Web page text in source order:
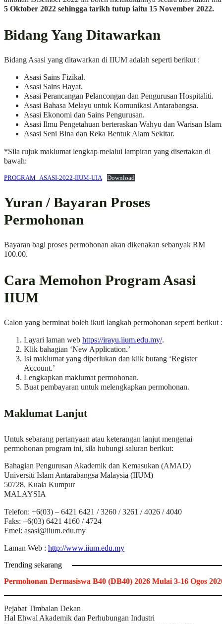
5 Oktober 2022 sehingga tarikh tutup iaitu 15 November 2022.
Bidang Yang Ditawarkan
Bidang Asasi yang ditawarkan di IIUM adalah seperti berikut :
Asasi Sains Fizikal.
Asasi Sains Hayat.
Asasi Perancangan Pelancongan dan Pengurusan Hospitaliti.
Asasi Bahasa Melayu untuk Komunikasi Antarabangsa.
Asasi Ekonomi dan Sains Pengurusan.
Asasi Ilmu Pengetahuan berteraskan Wahyu dan Warisan
Asasi Seni Bina dan Reka Bentuk Alam Sekitar.
*Sila rujuk maklumat lengkap melalui lampiran yang disertakan di
bawah:
PROGRAM_ASASI-2022-IIUM-UIA Download
Yuran / Bayaran Proses
Permohonan
Bayaran bagi proses permohonan akan dikenakan sebanyak RM
100.00.
Cara Memohon Program Asasi
IIUM
Calon yang berminat boleh ikuti langkah permohonan seperti berikut :
Layari laman web https://irayu.iium.edu.my/.
Klik bahagian ‘New Application.’
Isi maklumat yang diperlukan dan klik butang ‘Register
Account.’
Lengkapkan maklumat permohonan.
Buat pembayaran untuk melengkapkan permohonan.
Maklumat Lanjut
Untuk sebarang pertanyaan atau keterangan lanjut mengenai
permohonan program ini, sila hubungi saluran berikut:
Bahagian Pengurusan Akademik dan Kemasukan (AMAD)
Universiti Islam Antarabangsa Malaysia (IIUM)
50728, Kuala Kumpur
MALAYSIA
Telefon: +6(03) – 6421 6421 / 3260 / 3261 / 4026 / 4040
Faks: +6(03) 6421 4160 / 4724
Emel: asasi@iium.edu.my
Laman Web : http://www.iium.edu.my
Trending sekarang
Permohonan Dermasiswa B40 (DB40) 2026 Mulai 3-16 Ogos
Pejabat Timbalan Dekan
Hal Ehwal Akademik dan Perhubungan Industri